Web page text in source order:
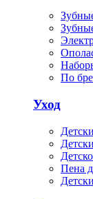
По
Уход
Пена